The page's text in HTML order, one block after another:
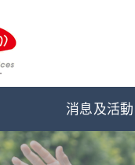
消息及活動